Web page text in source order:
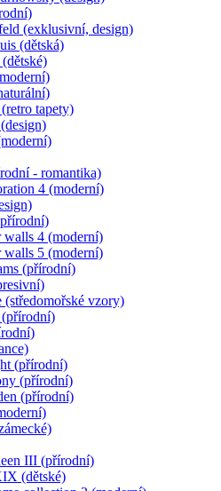
(exklusivní, design)
(dětská)
tapety)
- romantika)
4 (moderní)
walls 4 (moderní)
walls 5 (moderní)
(přírodní)
(středomořské vzory)
(přírodní)
(přírodní)
(přírodní)
III (přírodní)
(dětské)